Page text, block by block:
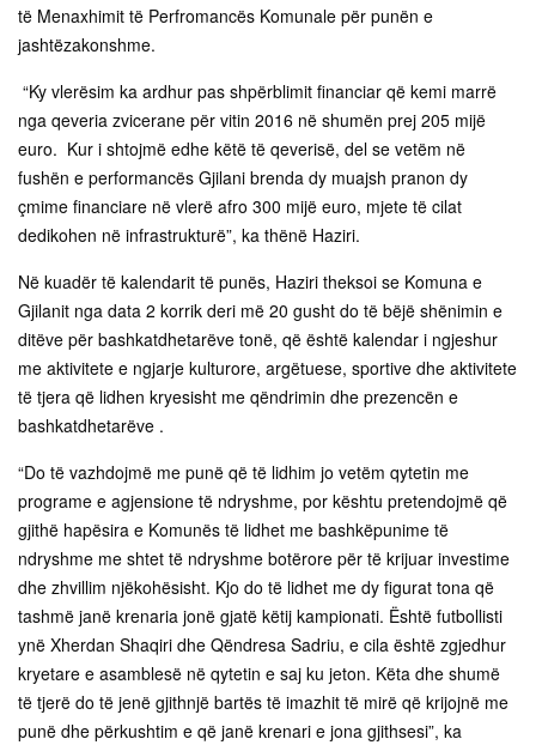
të Menaxhimit të Perfromancës Komunale për punën e
jashtëzakonshme.
“Ky vlerësim ka ardhur pas shpërblimit financiar që kemi marrë
nga qeveria zvicerane për vitin 2016 në shumën prej 205 mijë
euro. Kur i shtojmë edhe këtë të qeverisë, del se vetëm në
fushën e performancës Gjilani brenda dy muajsh pranon dy
çmime financiare në vlerë afro 300 mijë euro, mjete të cilat
dedikohen në infrastrukturë”, ka thënë Haziri.
Në kuadër të kalendarit të punës, Haziri theksoi se Komuna e
Gjilanit nga data 2 korrik deri më 20 gusht do të bëjë shënimin e
ditëve për bashkatdhetarëve tonë, që është kalendar i ngjeshur
me aktivitete e ngjarje kulturore, argëtuese, sportive dhe aktivitete
të tjera që lidhen kryesisht me qëndrimin dhe prezencën e
bashkatdhetarëve .
“Do të vazhdojmë me punë që të lidhim jo vetëm qytetin me
programe e agjensione të ndryshme, por kështu pretendojmë që
gjithë hapësira e Komunës të lidhet me bashkëpunime të
ndryshme me shtet të ndryshme botërore për të krijuar investime
dhe zhvillim njëkohësisht. Kjo do të lidhet me dy figurat tona që
tashmë janë krenaria jonë gjatë këtij kampionati. Është futbollisti
ynë Xherdan Shaqiri dhe Qëndresa Sadriu, e cila është zgjedhur
kryetare e asamblesë në qytetin e saj ku jeton. Këta dhe shumë
të tjerë do të jenë gjithnjë bartës të imazhit të mirë që krijojnë me
punë dhe përkushtim e që janë krenari e jona gjithsesi”, ka